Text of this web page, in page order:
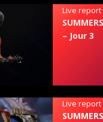
Live report
– Jour 3
Live report